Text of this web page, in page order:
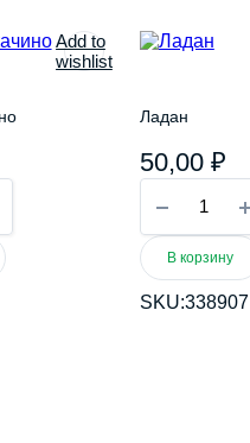
Add to
wishlist
Ладан
50,00 ₽
quantity
В корзину
SKU:338907